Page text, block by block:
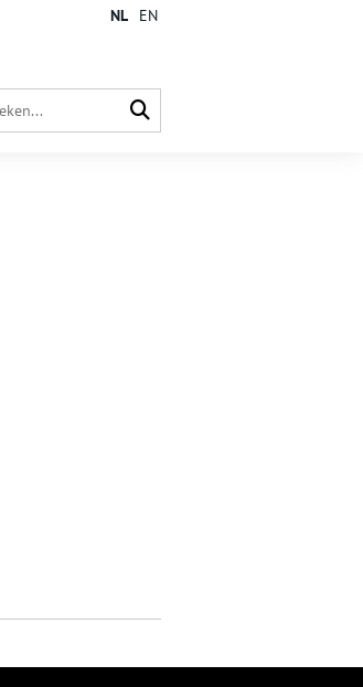
NL EN